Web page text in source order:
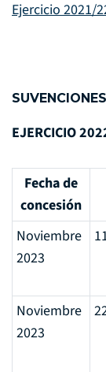
Ejercicio 2021/
EJERCICIO
Fecha de
concesión
Noviembre
2023
Noviembre
2023